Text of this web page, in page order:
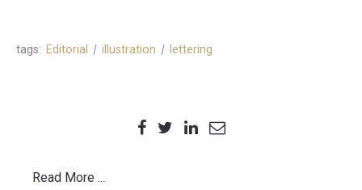
tags: Editorial illustration lettering
Read More ...